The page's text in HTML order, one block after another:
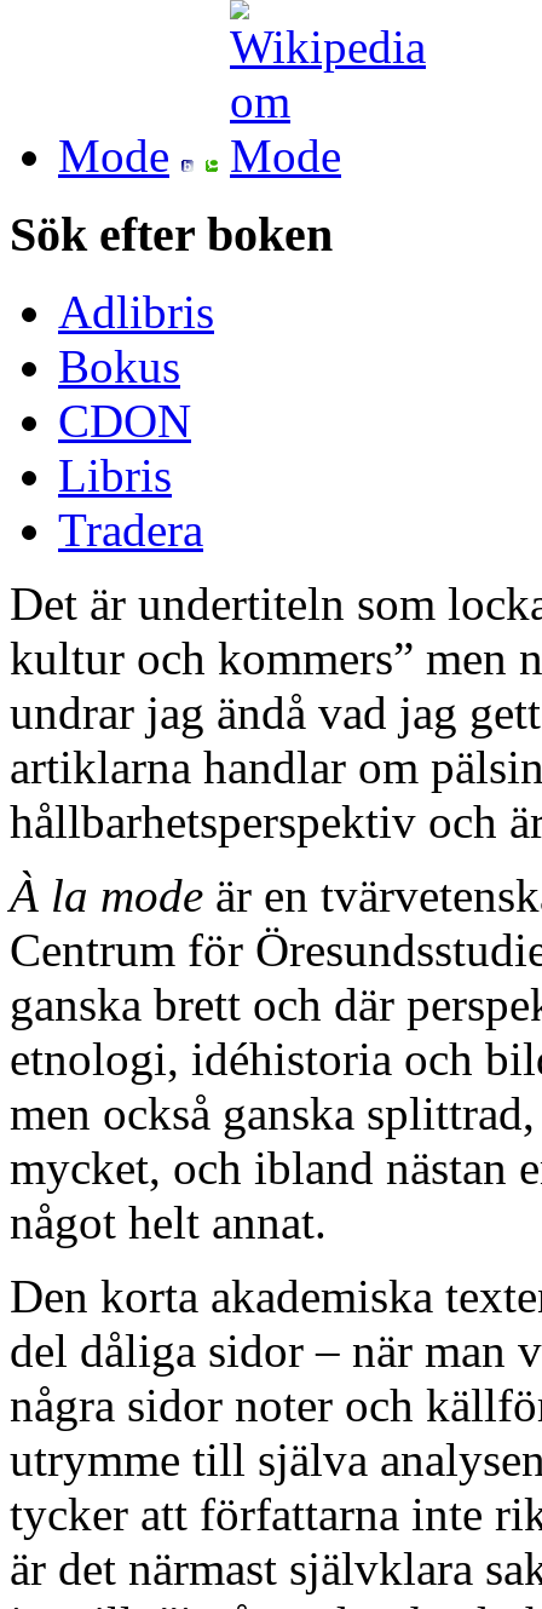
Mode
Sök efter boken
Adlibris
Bokus
CDON
Libris
Tradera
Det är undertiteln som
kultur och kommers” men
undrar jag ändå vad jag
artiklarna handlar om
hållbarhetsperspektiv och
À la mode är en
Centrum för
ganska brett och där
etnologi, idéhistoria och
men också ganska
mycket, och ibland nästan
något helt annat.
Den korta akademiska
del dåliga sidor – när man
några sidor noter och
utrymme till själva
tycker att författarna inte
är det närmast självklara